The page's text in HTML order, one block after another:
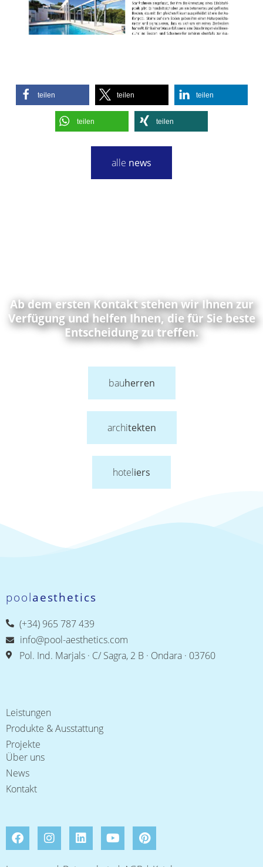
teilen teilen teilen
teilen teilen
alle news
Ab dem ersten Kontakt stehen wir Ihnen zur
Verfügung und helfen Ihnen, die für Sie beste
Entscheidung zu treffen.
bauherren
architekten
hoteliers
poolaesthetics
(+34) 965 787 439
info@pool-aesthetics.com
Pol. Ind. Marjals · C/ Sagra, 2 B · Ondara · 03760
Leistungen
Produkte & Ausstattung
Projekte
Über uns
News
Kontakt